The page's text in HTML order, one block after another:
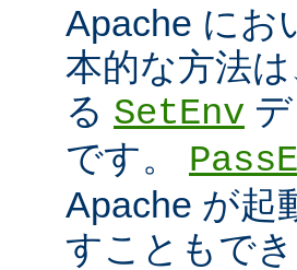
Apache にお
本的な方法
る SetEnv
です。
Apache が起
すこともでき